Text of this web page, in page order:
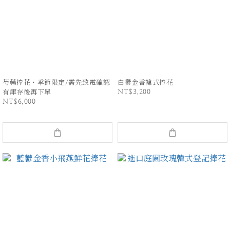
芍藥捧花・季節限定/需先致電確認
有庫存後再下單
NT$6,000
白鬱金香韓式捧花
NT$3,200